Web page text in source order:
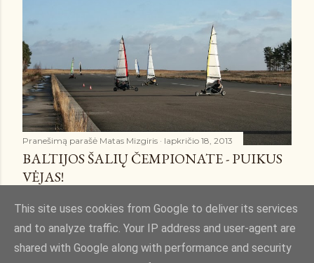
Pranešimą parašė Matas Mizgiris lapkričio 18, 2013
BALTIJOS ŠALIŲ ČEMPIONATE - PUIKUS
VĖJAS!
This site uses cookies from Google to deliver its services
and to analyze traffic. Your IP address and user-agent are
shared with Google along with performance and security